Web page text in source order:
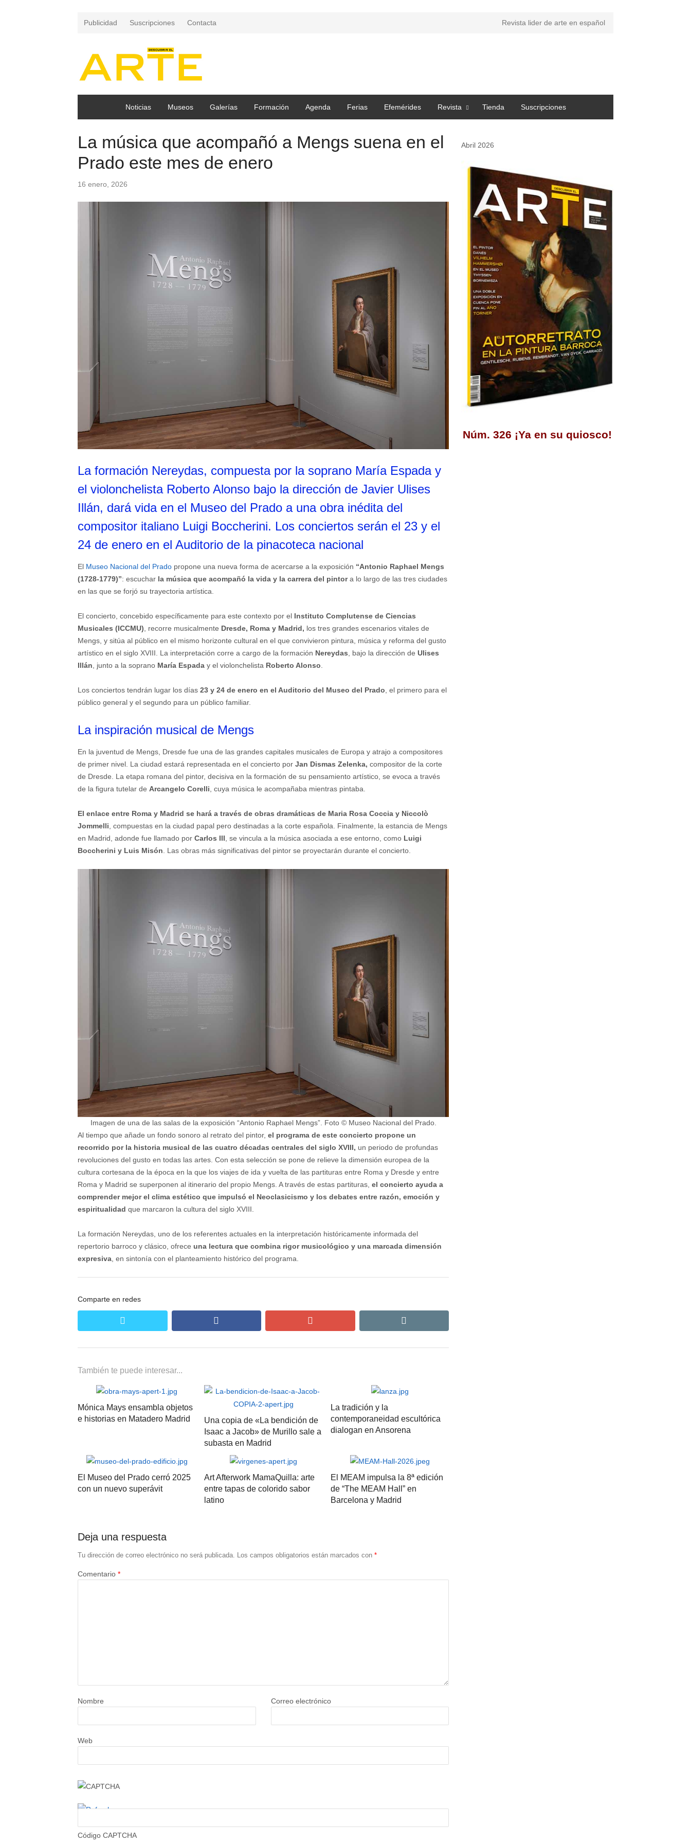
Publicidad Suscripciones Contacta Revista lider de arte en español
Noticias Museos Galerías Formación Agenda Ferias Efemérides Revista Tienda Suscripciones
La música que acompañó a Mengs suena en el
Prado este mes de enero
16 enero, 2026
La formación Nereydas, compuesta por la soprano María Espada y
el violonchelista Roberto Alonso bajo la dirección de Javier Ulises
Illán, dará vida en el Museo del Prado a una obra inédita del
compositor italiano Luigi Boccherini. Los conciertos serán el 23 y el
24 de enero en el Auditorio de la pinacoteca nacional
El Museo Nacional del Prado propone una nueva forma de acercarse a la exposición “Antonio Raphael Mengs
(1728-1779)”: escuchar la música que acompañó la vida y la carrera del pintora lo largo de las tres ciudades
en las que se forjó su trayectoria artística.
El concierto, concebido específicamente para este contexto por el Instituto Complutense de Ciencias
Musicales (ICCMU), recorre musicalmente Dresde, Roma y Madrid, los tres grandes escenarios vitales de
Mengs, y sitúa al público en el mismo horizonte cultural en el que convivieron pintura, música y reforma del gusto
artístico en el siglo XVIII. La interpretación corre a cargo de la formación Nereydas, bajo la dirección de Ulises
Illán, junto a la soprano María Espada y el violonchelista Roberto Alonso.
Los conciertos tendrán lugar los días 23 y 24 de enero en el Auditorio del Museo del Prado, el primero para el
público general y el segundo para un público familiar.
La inspiración musical de Mengs
En la juventud de Mengs, Dresde fue una de las grandes capitales musicales de Europa y atrajo a compositores
de primer nivel. La ciudad estará representada en el concierto por Jan Dismas Zelenka, compositor de la corte
de Dresde. La etapa romana del pintor, decisiva en la formación de su pensamiento artístico, se evoca a través
de la figura tutelar de Arcangelo Corelli, cuya música le acompañaba mientras pintaba.
El enlace entre Roma y Madrid se hará a través de obras dramáticas de Maria Rosa Coccia y Niccolò
Jommelli, compuestas en la ciudad papal pero destinadas a la corte española. Finalmente, la estancia de Mengs
en Madrid, adonde fue llamado por Carlos III, se vincula a la música asociada a ese entorno, como Luigi
Boccherini y Luis Misón. Las obras más significativas del pintor se proyectarán durante el concierto.
Imagen de una de las salas de la exposición “Antonio Raphael Mengs”. Foto © Museo Nacional del Prado.
Al tiempo que añade un fondo sonoro al retrato del pintor, el programa de este concierto propone un
recorrido por la historia musical de las cuatro décadas centrales del siglo XVIII, un periodo de profundas
revoluciones del gusto en todas las artes. Con esta selección se pone de relieve la dimensión europea de la
cultura cortesana de la época en la que los viajes de ida y vuelta de las partituras entre Roma y Dresde y entre
Roma y Madrid se superponen al itinerario del propio Mengs. A través de estas partituras, el concierto ayuda a
comprender mejor el clima estético que impulsó el Neoclasicismo y los debates entre razón, emoción y
espiritualidad que marcaron la cultura del siglo XVIII.
La formación Nereydas, uno de los referentes actuales en la interpretación históricamente informada del
repertorio barroco y clásico, ofrece una lectura que combina rigor musicológico y una marcada dimensión
expresiva, en sintonía con el planteamiento histórico del programa.
Comparte en redes
También te puede interesar...
Mónica Mays ensambla objetos
e historias en Matadero Madrid
Una copia de «La bendición de
Isaac a Jacob» de Murillo sale a
subasta en Madrid
La tradición y la
contemporaneidad escultórica
dialogan en Ansorena
El Museo del Prado cerró 2025
con un nuevo superávit
Art Afterwork MamaQuilla: arte
entre tapas de colorido sabor
latino
El MEAM impulsa la 8ª edición
de “The MEAM Hall” en
Barcelona y Madrid
Deja una respuesta
Tu dirección de correo electrónico no será publicada. Los campos obligatorios están marcados con *
Comentario *
Nombre Correo electrónico
Web
Código CAPTCHA
Abril 2026
Núm. 326 ¡Ya en su quiosco!